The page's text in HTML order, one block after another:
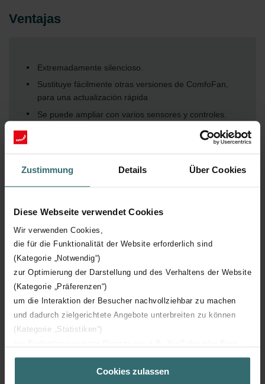
Zustimmung Details Über Cookies
Diese Webseite verwendet Cookies
Wir verwenden Cookies,
die für die Funktionalität der Website erforderlich sind
(Kategorie „Notwendig“)
zur Optimierung der Darstellung und des Verhaltens der Website
(Kategorie „Präferenzen“)
um die Interaktion der Besucher nachvollziehbar zu machen
und dadurch zielgerichtete Angebote unterbreiten zu können
(Kategorie „Statistiken“)
(Kategorie „Marketing“)
Über „Details zeigen“ bzw. die Datenschutzerklärung erhalten
Cookies zulassen
Ventajas
Extremadamente silencioso.
Sustituye fácilmente otras versiones de ComfoFan,
para una actualización rápida
Se puede ampliar con varios sensores y controles.
Descargas
loading...
Unidades de ventilación para uso doméstico
Zehnder ComfoFan Silent